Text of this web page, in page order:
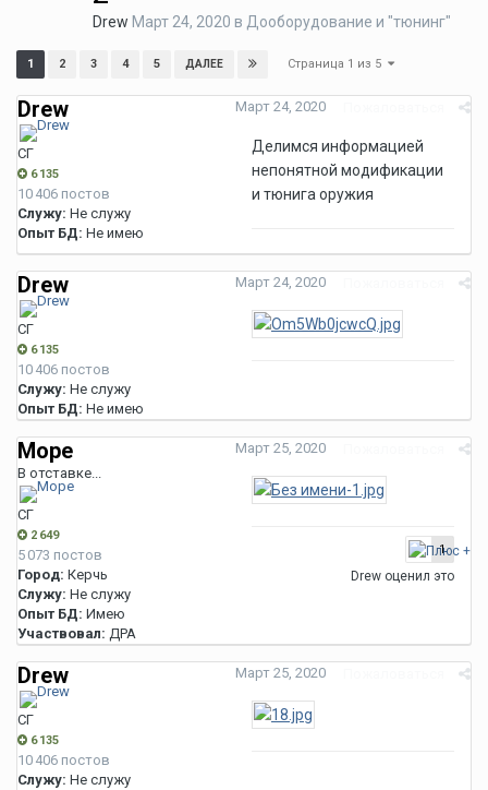
Drew Март 24, 2020 в Дооборудование и "тюнинг"
1 2 3 4 5 ДАЛЕЕ Страница 1 из 5
Drew
СГ
6 135
10 406 постов
Служу: Не служу
Опыт БД: Не имею
Март 24, 2020
Делимся информацией
непонятной модификации
и тюнига оружия
Drew
СГ
6 135
10 406 постов
Служу: Не служу
Опыт БД: Не имею
Март 24, 2020
Море
В отставке...
СГ
2 649
5 073 постов
Город: Керчь
Служу: Не служу
Опыт БД: Имею
Участвовал: ДРА
Март 25, 2020
1
Drew оценил это
Drew
СГ
6 135
10 406 постов
Служу: Не служу
Март 25, 2020